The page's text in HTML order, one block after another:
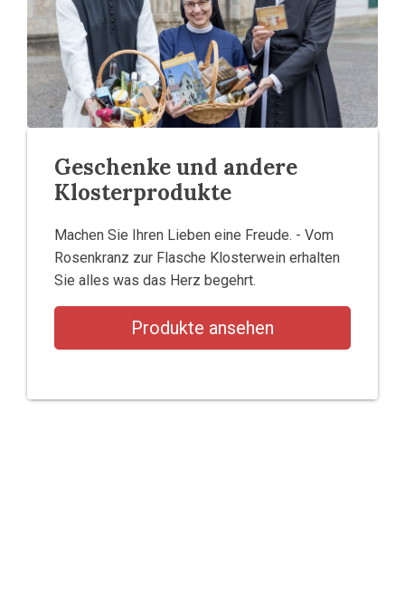
Geschenke und andere
Klosterprodukte
Machen Sie Ihren Lieben eine Freude. - Vom
Rosenkranz zur Flasche Klosterwein erhalten
Sie alles was das Herz begehrt.
Produkte ansehen